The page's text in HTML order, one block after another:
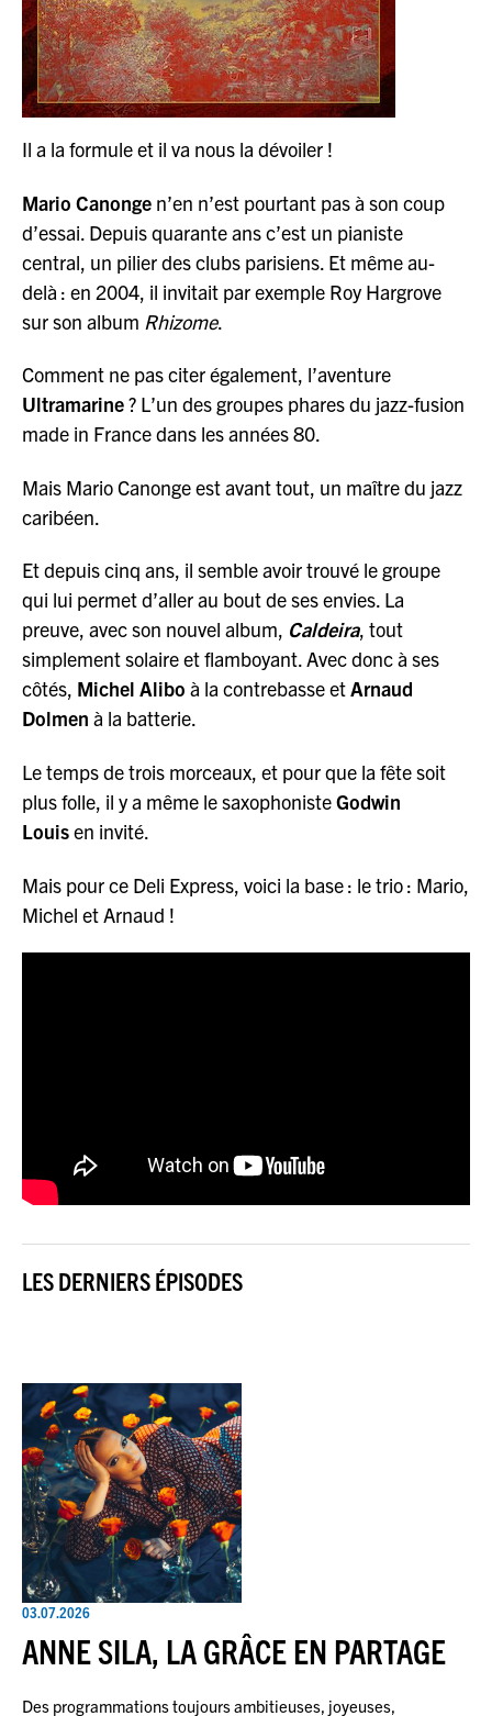
Il a la formule et il va nous la dévoiler !
Mario Canonge n’en n’est pourtant pas à son coup
d’essai. Depuis quarante ans c’est un pianiste
central, un pilier des clubs parisiens. Et même au-
delà : en 2004, il invitait par exemple Roy Hargrove
sur son album Rhizome.
Comment ne pas citer également, l’aventure
Ultramarine? L’un des groupes phares du jazz-fusion
made in France dans les années 80.
Mais Mario Canonge est avant tout, un maître du jazz
caribéen.
Et depuis cinq ans, il semble avoir trouvé le groupe
qui lui permet d’aller au bout de ses envies. La
preuve, avec son nouvel album, Caldeira, tout
simplement solaire et flamboyant. Avec donc à ses
côtés, Michel Alibo à la contrebasse etArnaud
Dolmen à la batterie.
Le temps de trois morceaux, et pour que la fête soit
plus folle, il y a même le saxophonisteGodwin
Louisen invité.
Mais pour ce Deli Express, voici la base : le trio : Mario,
Michel et Arnaud !
LES DERNIERS ÉPISODES
03.07.2026
ANNE SILA, LA GRÂCE EN PARTAGE
Des programmations toujours ambitieuses, joyeuses,